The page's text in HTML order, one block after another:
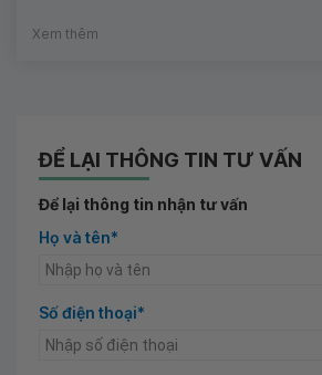
Xem thêm
ĐỂ LẠI THÔNG TIN TƯ VẤN
Để lại thông tin nhận tư vấn
Họ và tên*
Số điện thoại*